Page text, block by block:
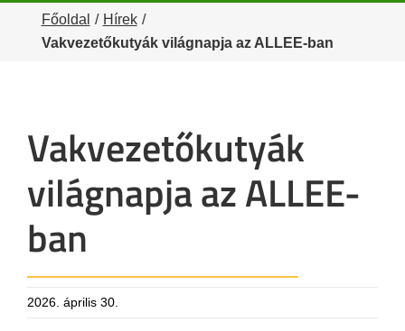
Főoldal
Hírek
Vakvezetőkutyák világnapja az ALLEE-ban
Vakvezetőkutyák
világnapja az ALLEE-
ban
2026. április 30.